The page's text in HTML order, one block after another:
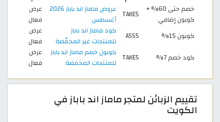
خصم حتى 60% +
كوبون إضافي
TAKE5
عروض ماماز اند باباز 2026
أغسطس
عرض
فعال
كوبون 15%
A555
كود ماماز اند باباز
للمنتجات غير المخفّضة
عرض
فعال
كود خصم 7%
TAKE5 كوبون خصم ماماز اند باباز
للمنتجات المخفضة
عرض
فعال
تقييم الزبائن لمتجر ماماز اند باباز في
الكويت